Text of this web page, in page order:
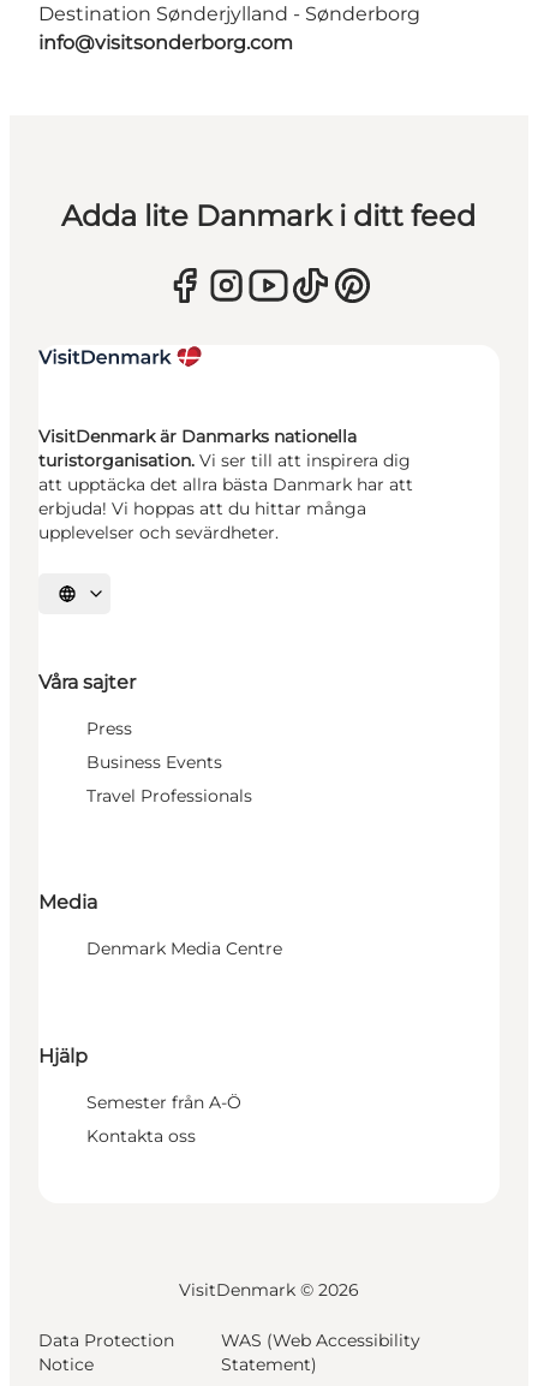
Destination Sønderjylland - Sønderborg
info@visitsonderborg.com
Adda lite Danmark i ditt feed
VisitDenmark är Danmarks nationella
turistorganisation. Vi ser till att inspirera dig
att upptäcka det allra bästa Danmark har att
erbjuda! Vi hoppas att du hittar många
upplevelser och sevärdheter.
Välj språk
Våra sajter
Press
Business Events
Travel Professionals
Media
Denmark Media Centre
Hjälp
Semester från A-Ö
Kontakta oss
VisitDenmark © 2026
Data Protection
Notice
WAS (Web Accessibility
Statement)